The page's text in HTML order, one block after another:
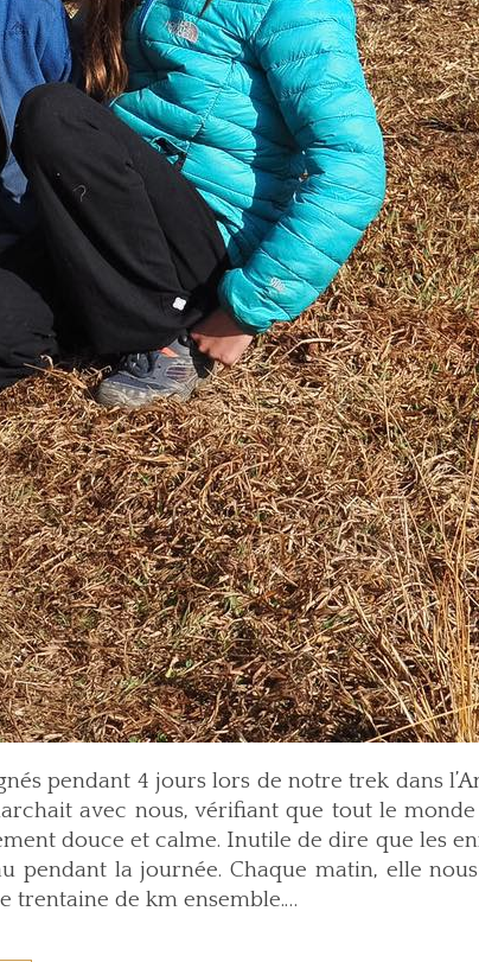
pendant 4 jours lors de notre trek dans
avec nous, vérifiant que tout le
douce et calme. Inutile de dire que les
pendant la journée. Chaque matin, elle
trentaine de km ensemble.…